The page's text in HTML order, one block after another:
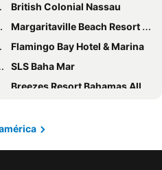
British Colonial Nassau
Margaritaville Beach Resort Nassau
Flamingo Bay Hotel & Marina
SLS Baha Mar
Breezes Resort Bahamas All Inclusive
Peace and Plenty Resort